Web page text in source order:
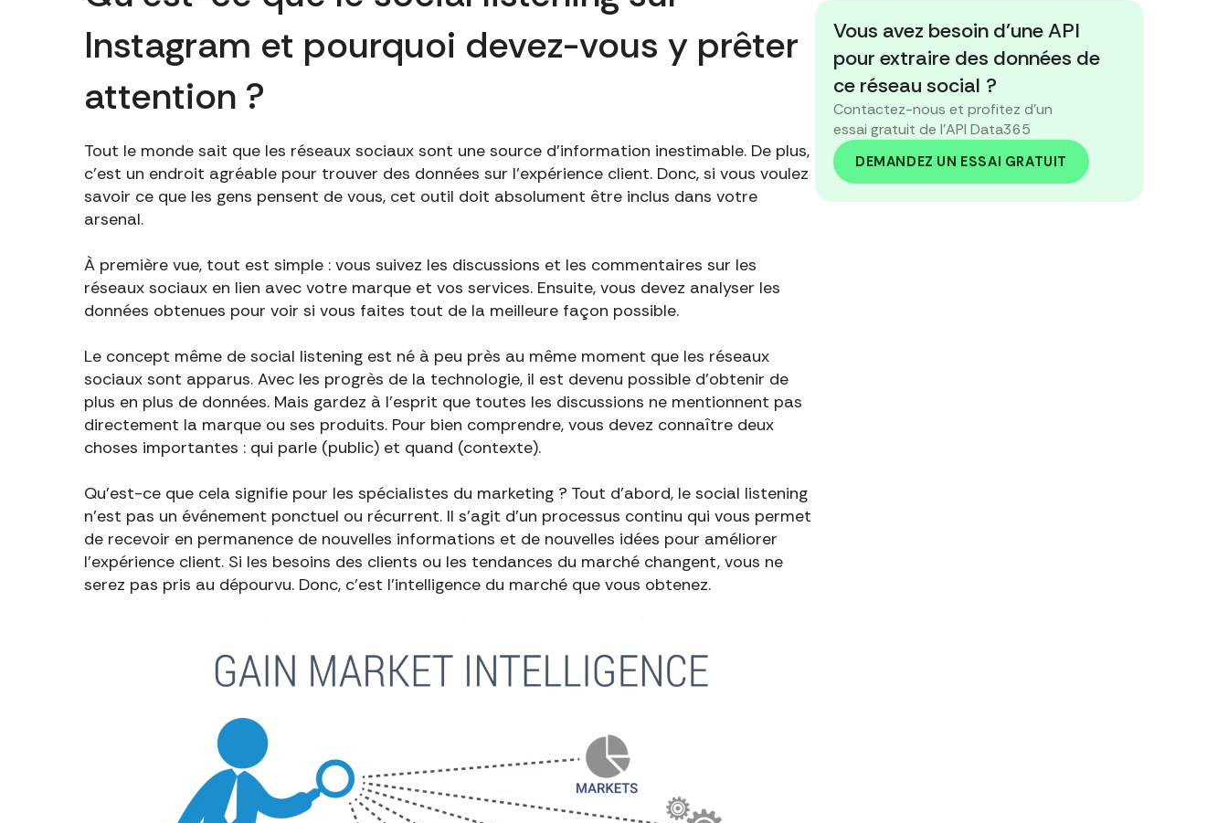
Instagram et pourquoi devez-vous y prêter
attention ?
Tout le monde sait que les réseaux sociaux sont une source d'information inestimable. De plus,
c'est un endroit agréable pour trouver des données sur l'expérience client. Donc, si vous voulez
savoir ce que les gens pensent de vous, cet outil doit absolument être inclus dans votre
arsenal.
À première vue, tout est simple : vous suivez les discussions et les commentaires sur les
réseaux sociaux en lien avec votre marque et vos services. Ensuite, vous devez analyser les
données obtenues pour voir si vous faites tout de la meilleure façon possible.
Le concept même de social listening est né à peu près au même moment que les réseaux
sociaux sont apparus. Avec les progrès de la technologie, il est devenu possible d'obtenir de
plus en plus de données. Mais gardez à l'esprit que toutes les discussions ne mentionnent pas
directement la marque ou ses produits. Pour bien comprendre, vous devez connaître deux
choses importantes : qui parle (public) et quand (contexte).
Qu'est-ce que cela signifie pour les spécialistes du marketing ? Tout d'abord, le social listening
n'est pas un événement ponctuel ou récurrent. Il s'agit d'un processus continu qui vous permet
de recevoir en permanence de nouvelles informations et de nouvelles idées pour améliorer
l'expérience client. Si les besoins des clients ou les tendances du marché changent, vous ne
serez pas pris au dépourvu. Donc, c'est l'intelligence du marché que vous obtenez.
Changements dans l'API d'Instagram
Informations utiles que les données
Instagram peuvent fournir
Les meilleurs outils
Conclusion
Vous avez besoin d'une API
pour extraire des données de
ce réseau social ?
Contactez-nous et profitez d'un
essai gratuit de l'API Data365
DEMANDEZ UN ESSAI GRATUIT